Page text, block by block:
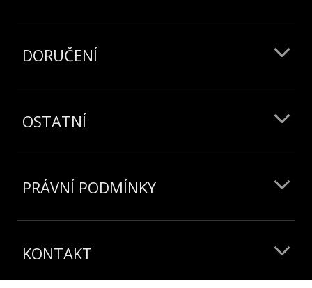
DORUČENÍ
OSTATNÍ
PRÁVNÍ PODMÍNKY
KONTAKT